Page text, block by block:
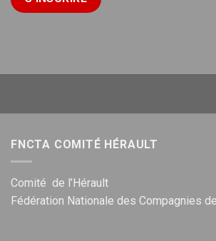
FNCTA COMITÉ HÉRAULT
Comité de l’Hérault
Fédération Nationale des Compagnies